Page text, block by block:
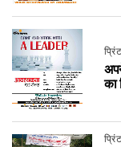
प्रिंट
का
प्रिंट